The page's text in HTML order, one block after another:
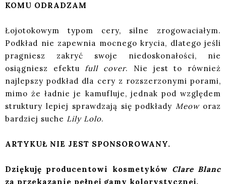
KOMU ODRADZAM
Łojotokowym typom cery, silne zrogowaciałym.
Podkład nie zapewnia mocnego krycia, dlatego jeśli
pragniesz zakryć swoje niedoskonałości, nie
osiągniesz efektufull cover. Nie jest to również
najlepszy podkład dla cery z rozszerzonymi porami,
mimo że ładnie je kamufluje, jednak pod względem
struktury lepiej sprawdzają się podkładyMeoworaz
bardziej suche Lily Lolo.
ARTYKUŁ NIE JEST SPONSOROWANY.
Dziękuję producentowi kosmetyków Clare Blanc
za przekazanie pełnej gamy kolorystycznej.